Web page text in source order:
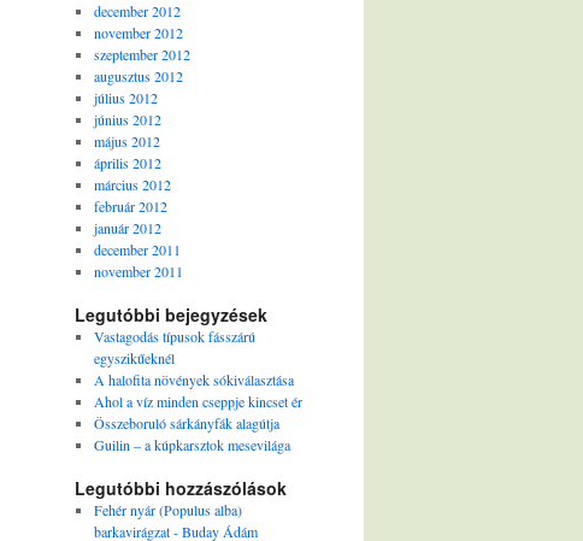
december 2012
november 2012
szeptember 2012
augusztus 2012
július 2012
június 2012
május 2012
április 2012
március 2012
február 2012
január 2012
december 2011
november 2011
Legutóbbi bejegyzések
Vastagodás típusok fásszárú
egyszikűeknél
A halofita növények sókiválasztása
Ahol a víz minden cseppje kincset ér
Összeboruló sárkányfák alagútja
Guilin – a kúpkarsztok mesevilága
Legutóbbi hozzászólások
Fehér nyár (Populus alba)
barkavirágzat - Buday Ádám